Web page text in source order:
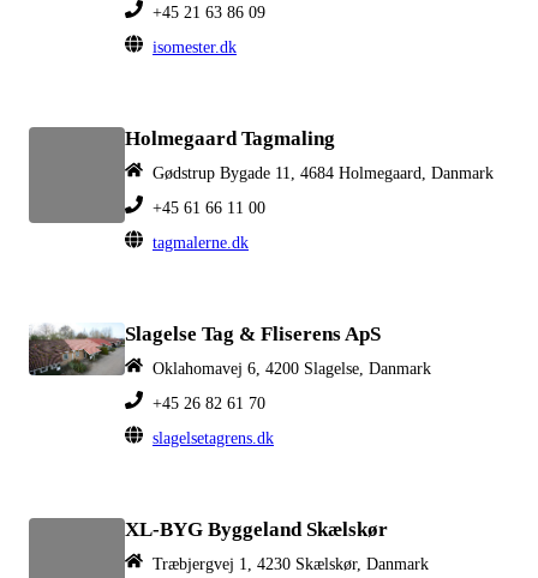
+45 21 63 86 09
isomester.dk
Holmegaard Tagmaling
Gødstrup Bygade 11, 4684 Holmegaard, Danmark
+45 61 66 11 00
tagmalerne.dk
Slagelse Tag & Fliserens ApS
Oklahomavej 6, 4200 Slagelse, Danmark
+45 26 82 61 70
slagelsetagrens.dk
XL-BYG Byggeland Skælskør
Træbjergvej 1, 4230 Skælskør, Danmark